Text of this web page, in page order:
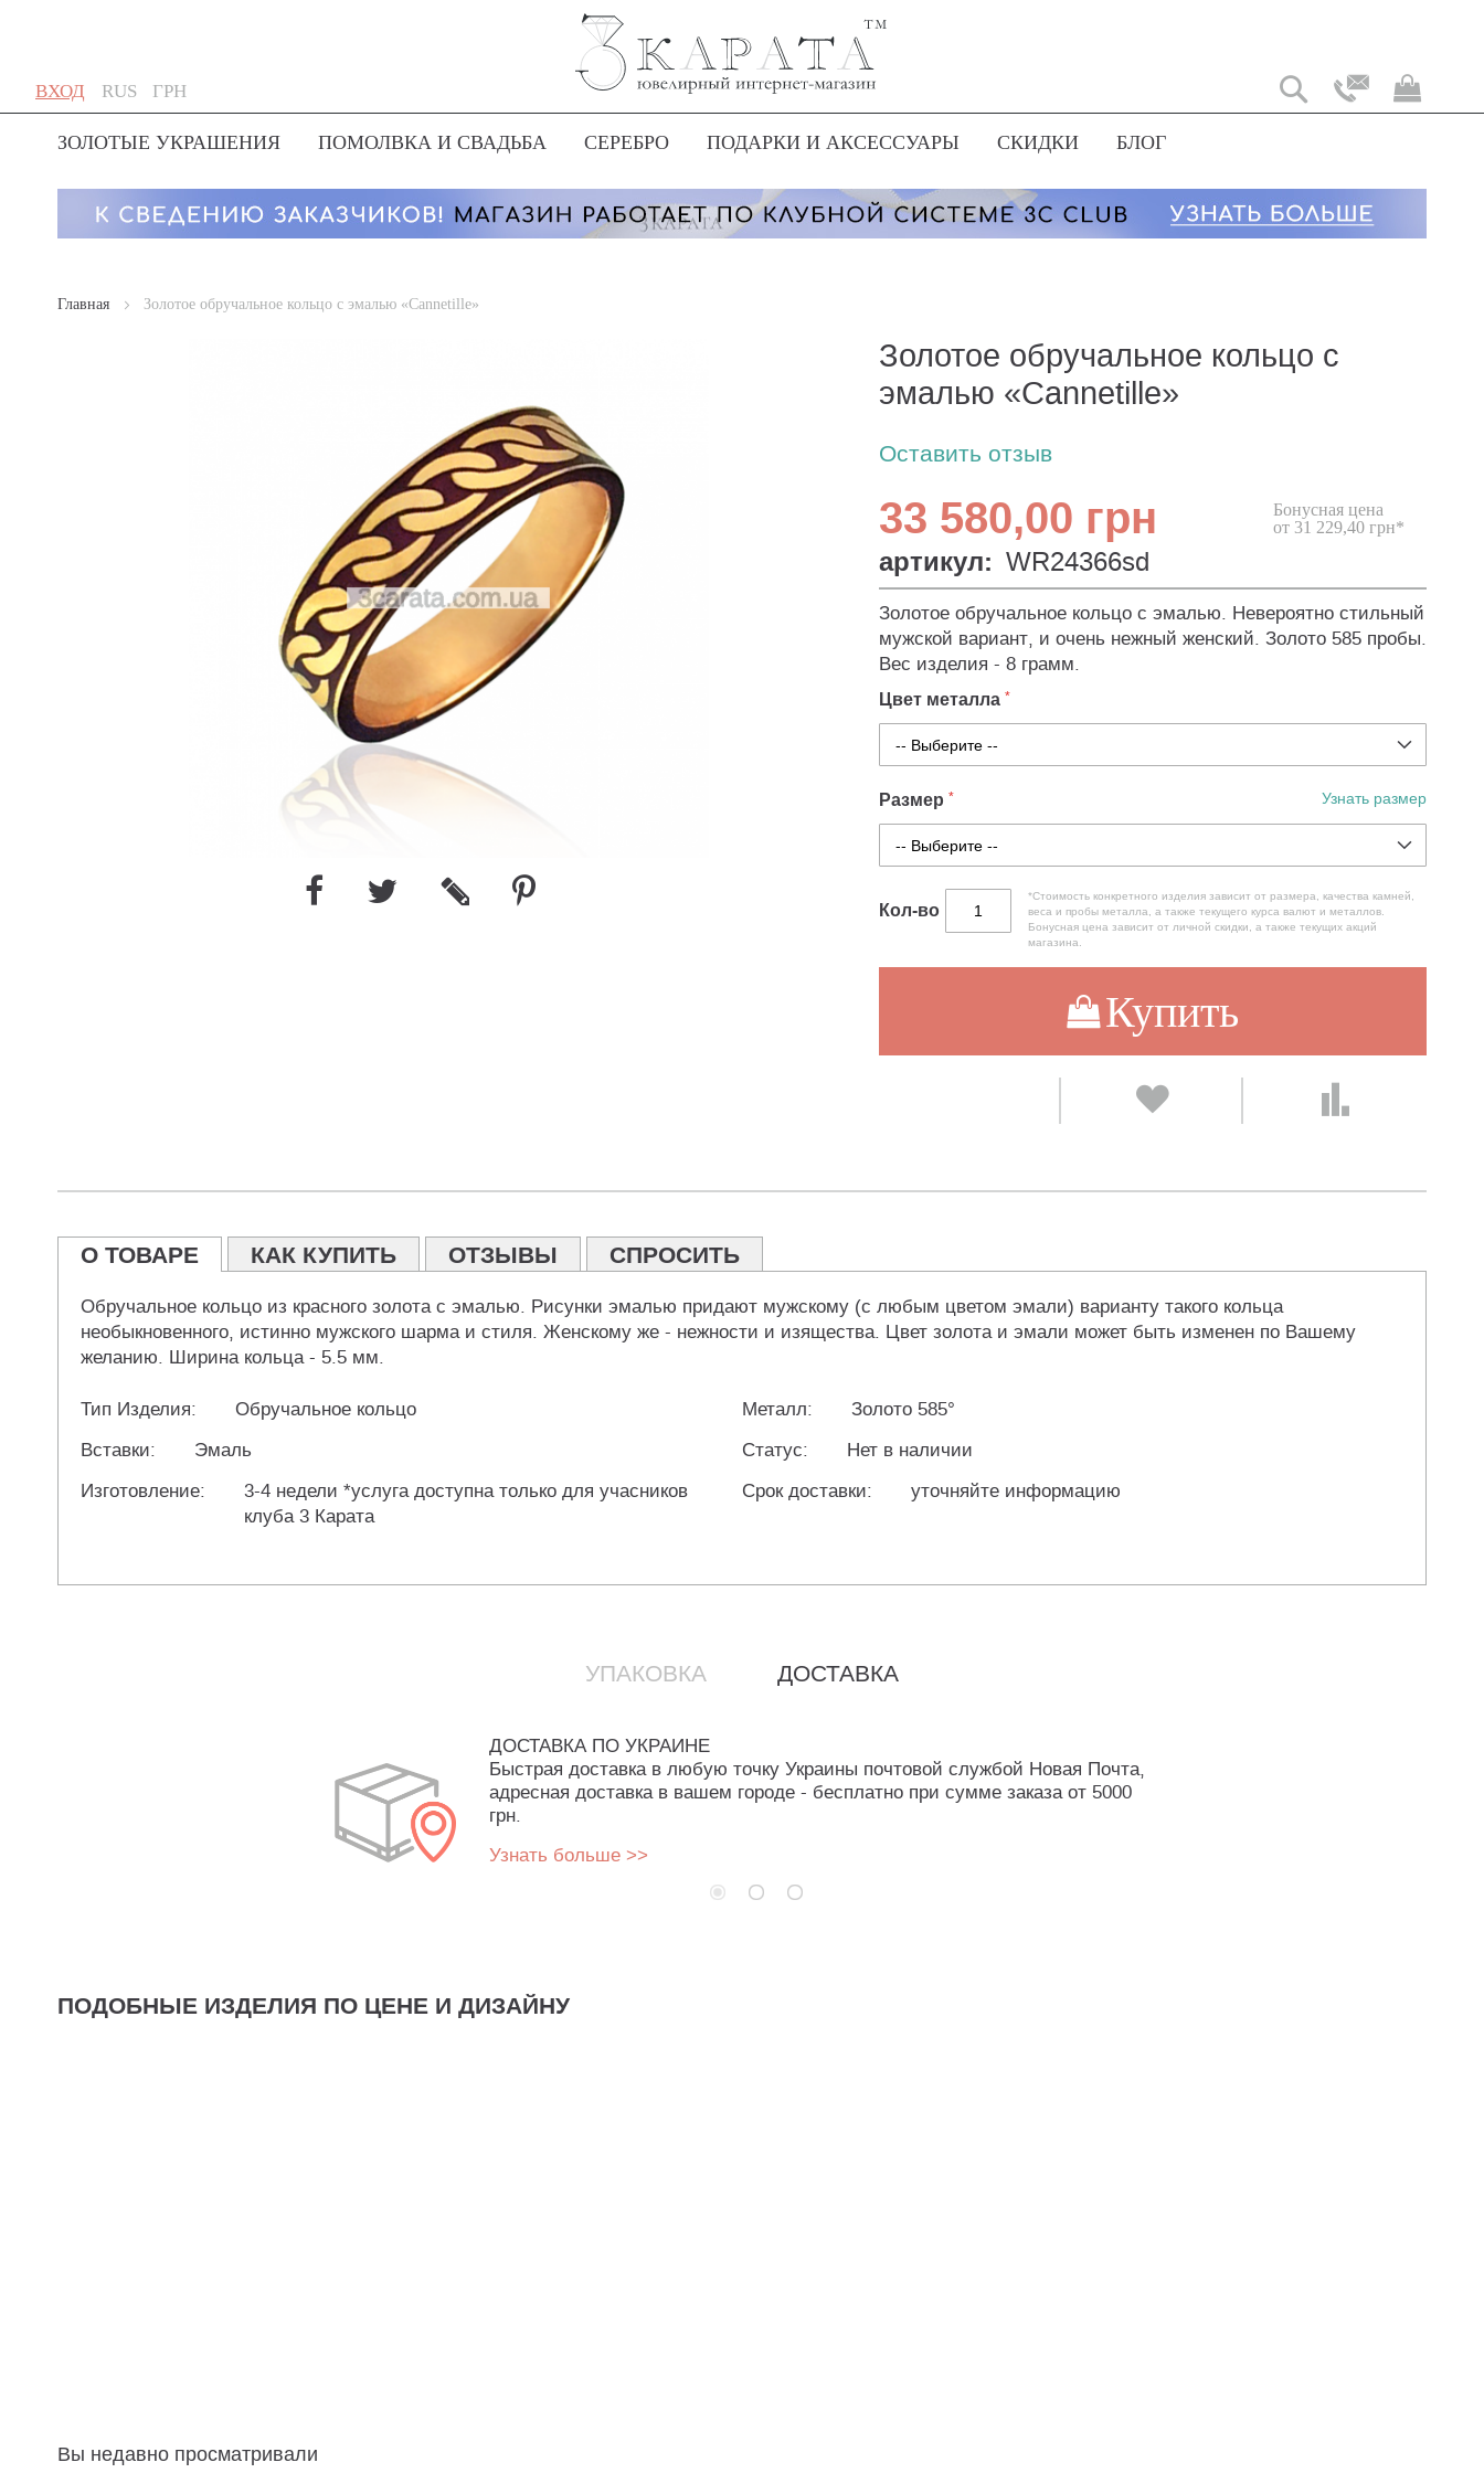
ВХОД
Skip
to
Content
Язык
RUS
Моя
Валюта
ГРН
ЗОЛОТЫЕ УКРАШЕНИЯ ПОМОЛВКА И СВАДЬБА СЕРЕБРО ПОДАРКИ И АКСЕССУАРЫ СКИДКИ БЛОГ
Главная Золотое обручальное кольцо с эмалью «Cannetille»
Золотое обручальное кольцо с
эмалью «Cannetille»
Оставить отзыв
33 580,00 грн
Бонусная цена
от 31 229,40 грн*
артикул: WR24366sd
Золотое обручальное кольцо с эмалью. Невероятно стильный
мужской вариант, и очень нежный женский. Золото 585 пробы.
Вес изделия - 8 грамм.
Цвет металла
Размер Узнать размер
Кол-во
*Стоимость конкретного изделия зависит от размера, качества камней,
веса и пробы металла, а также текущего курса валют и металлов.
Бонусная цена зависит от личной скидки, а также текущих акций
магазина.
Купить
О ТОВАРЕ КАК КУПИТЬ ОТЗЫВЫ СПРОСИТЬ
Обручальное кольцо из красного золота с эмалью. Рисунки эмалью придают мужскому (с любым цветом эмали) варианту такого кольца
необыкновенного, истинно мужского шарма и стиля. Женскому же - нежности и изящества. Цвет золота и эмали может быть изменен по Вашему
желанию. Ширина кольца - 5.5 мм.
Тип Изделия: Обручальное кольцо Металл:
Золото 585°
Вставки:
Эмаль Статус:
Нет в наличии
Изготовление:
3-4 недели *услуга доступна только для учасников
клуба 3 Карата
Срок доставки: уточняйте информацию
УПАКОВКА ДОСТАВКА
ДОСТАВКА ПО УКРАИНЕ
Быстрая доставка в любую точку Украины почтовой службой Новая Почта,
адресная доставка в вашем городе - бесплатно при сумме заказа от 5000
грн.
Узнать больше >>
ПОДОБНЫЕ ИЗДЕЛИЯ ПО ЦЕНЕ И ДИЗАЙНУ
Вы недавно просматривали